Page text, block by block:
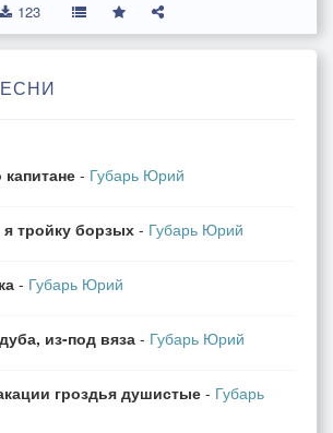
даже глазом не моргнул!
улыбнитесь!
подтянитесь!
из дальних стран
он краснел,
бледнел...
123
капитане - Губарь Юрий
тройку борзых - Губарь Юрий
- Губарь Юрий
из-под вяза - Губарь Юрий
гроздья душистые - Губарь